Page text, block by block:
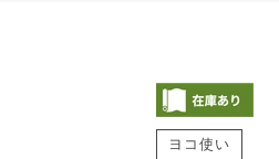
集
ヨコ使い